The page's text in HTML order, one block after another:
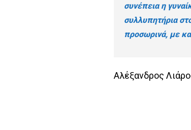
συνέπεια η
συλλυπητήρια
προσωρινά, με
Αλέξανδρος